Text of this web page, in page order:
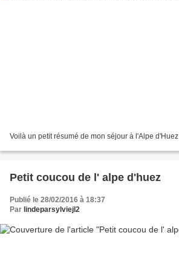
Voilà un petit résumé de mon séjour à l'Alpe d'Huez
Petit coucou de l' alpe d'huez
Publié le 28/02/2016 à 18:37
Par lindeparsylviejl2